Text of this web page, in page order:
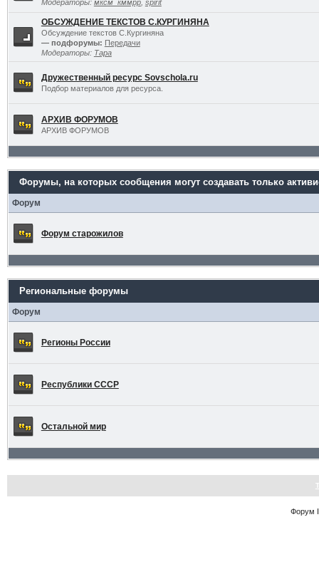
Модераторы: мксм_кммрр, spirit
ОБСУЖДЕНИЕ ТЕКСТОВ С.КУРГИНЯНА
Обсуждение текстов С.Кургиняна
— подфорумы: Передачи
Модераторы: Тара
Дружественный ресурс Sovschola.ru
Подбор материалов для ресурса.
АРХИВ ФОРУМОВ
АРХИВ ФОРУМОВ
Форумы, на которых сообщения могут создавать только
Форум
Форум старожилов
Региональные форумы
Форум
Регионы России
Республики СССР
Остальной мир
Форум